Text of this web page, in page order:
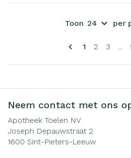
U lees
1 Pagina
2 Pagina
3 ...
Toon per
Neem contact met ons
Apotheek Toelen NV
Joseph Depauwstraat 2
1600 Sint-Pieters-Leeuw